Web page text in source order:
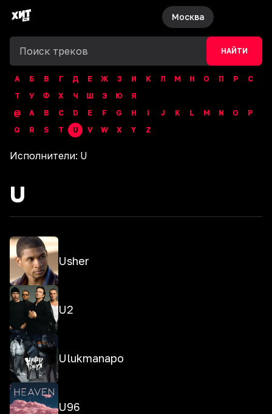
Москва
НАЙТИ
А Б В Г Д Е Ж З И К Л М Н О П Р
С
Т
У Ф Х Ч Ш Э Ю
Я
@
A B C D E F G H I J K L M N O
P
Q
R S T U V W X Y Z
Исполнители: U
U
Usher
U2
Ulukmanapo
U96